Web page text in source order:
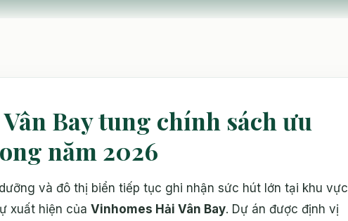
Bay tung chính sách ưu
năm 2026
và đô thị biển tiếp tục ghi nhận sức hút lớn tại khu vực
xuất hiện củaVinhomes Hải Vân Bay. Dự án được định vị